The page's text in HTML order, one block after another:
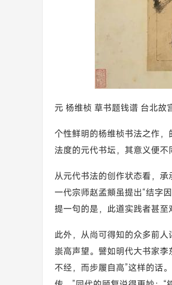
元 杨维桢 草书题钱谱 台北故
个性鲜明的杨维桢书法之作
法度的元代书坛，其意义便不
从元代书法的创作状态看，
一代宗师赵孟頫虽提出“结字
提一句的是，此道实践者甚至
此外，从尚可得知的众多前
崇高声望。譬如明代大书家
不经，而步履自高”这样的话